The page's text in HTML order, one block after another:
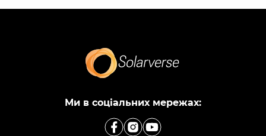
Ми в соціальних мережах: